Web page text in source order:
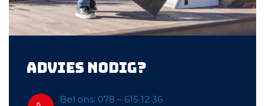
Advies nodig?
Bel ons: 078 – 615 12 36